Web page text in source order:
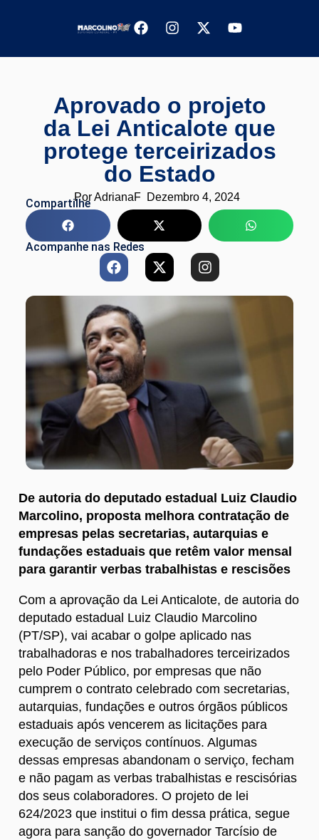
Aprovado o projeto
da Lei Anticalote que
protege terceirizados
do Estado
PorAdrianaF Dezembro 4, 2024
Compartilhe
Acompanhe nas Redes
De autoria do deputado estadual Luiz Claudio
Marcolino, proposta melhora contratação de
empresas pelas secretarias, autarquias e
fundações estaduais que retêm valor mensal
para garantir verbas trabalhistas e rescisões
Com a aprovação da Lei Anticalote, de autoria do
deputado estadual Luiz Claudio Marcolino
(PT/SP), vai acabar o golpe aplicado nas
trabalhadoras e nos trabalhadores terceirizados
pelo Poder Público, por empresas que não
cumprem o contrato celebrado com secretarias,
autarquias, fundações e outros órgãos públicos
estaduais após vencerem as licitações para
execução de serviços contínuos. Algumas
dessas empresas abandonam o serviço, fecham
e não pagam as verbas trabalhistas e rescisórias
dos seus colaboradores. O projeto de lei
624/2023 que institui o fim dessa prática, segue
agora para sanção do governador Tarcísio de